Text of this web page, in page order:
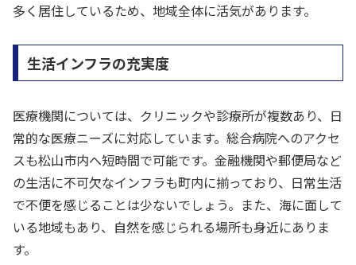
多く居住しているため、地域全体に活気があります。
生活インフラの充実度
医療機関については、クリニックや診療所が複数あり、日
常的な医療ニーズに対応しています。総合病院へのアクセ
スも松山市内へ短時間で可能です。金融機関や郵便局など
の生活に不可欠なインフラも町内に揃っており、日常生活
で不便を感じることは少ないでしょう。また、海に面して
いる地域もあり、自然を感じられる場所も身近にありま
す。